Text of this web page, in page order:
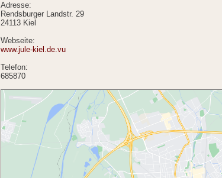
Adresse:
Rendsburger Landstr. 29
24113 Kiel
Webseite:
www.jule-kiel.de.vu
Telefon:
685870